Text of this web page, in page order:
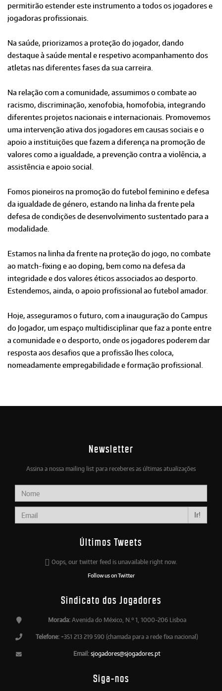
permitirão estender este instrumento a todos os jogadores e
jogadoras profissionais.
Na saúde, priorizamos a proteção do jogador, dando
destaque à saúde mental e respetivo acompanhamento dos
atletas nas diferentes fases da sua carreira.
Na relação com a comunidade, assumimos o combate ao
racismo, discriminação, xenofobia, homofobia, integrando
diferentes projetos nacionais e internacionais. Promovemos
uma intervenção ativa dos jogadores em causas sociais e o
apoio a instituições que fazem a diferença na promoção de
valores como a igualdade, a prevenção contra a violência, a
assistência e apoio social.
Fomos pioneiros na promoção do futebol feminino e defesa
da igualdade de género, estando na linha da frente pela
defesa de condições de desenvolvimento sustentado para a
modalidade.
Estamos na linha da frente na proteção do jogo, no combate
ao match-fixing e ao doping, bem como na defesa da
integridade e dos valores éticos associados ao desporto.
Estendemos, ainda, o apoio profissional ao futebol amador.
Hoje, asseguramos o futuro, com a inauguração do Campus
do Jogador, um espaço multidisciplinar que faz a ponte entre
a comunidade e o desporto, onde os jogadores poderem dar
resposta aos desafios que a profissão lhes coloca,
nomeadamente empregabilidade e formação profissional.
Newsletter
Assina a nossa mailing list para receberes as últimas atualizações
Ir!
Últimos Tweets
Oops, our twitter feed is unavailable right now.
Follow us on Twitter
Sindicato dos Jogadores
Morada:Avenida do México, N.º 1, 1000-206 Lisboa
Telefone: +351 213 219 590 (chamada para a rede fixa nacional)
Email: sjogadores@sjogadores.pt
Siga-nos